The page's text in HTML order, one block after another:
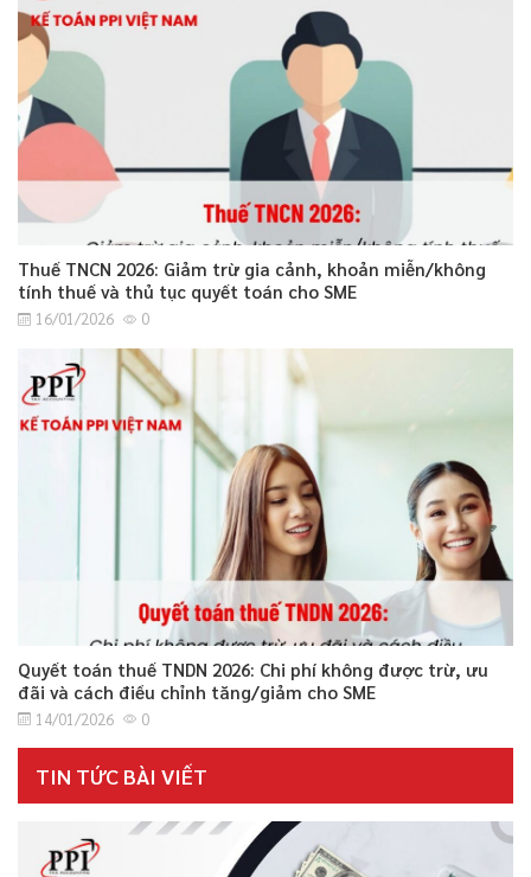
Thuế TNCN 2026: Giảm trừ gia cảnh, khoản miễn/không
tính thuế và thủ tục quyết toán cho SME
16/01/2026 0
Quyết toán thuế TNDN 2026: Chi phí không được trừ, ưu
đãi và cách điều chỉnh tăng/giảm cho SME
14/01/2026 0
TIN TỨC BÀI VIẾT